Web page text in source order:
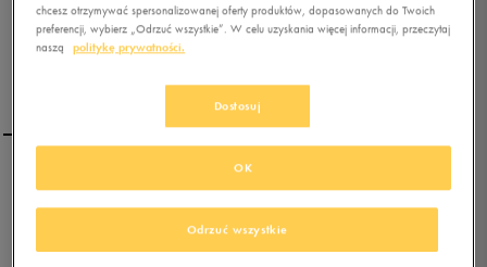
SALOMON LUXY BIG FUR
WP
0.0(0)
chcesz otrzymywać spersonalizowanej oferty produktów, dopasowanych do Twoich
preferencji, wybierz „Odrzuć wszystkie”. W celu uzyskania więcej informacji, przeczytaj
naszą
politykę prywatności.
Dostosuj
Odrzuć wszystkie
OK